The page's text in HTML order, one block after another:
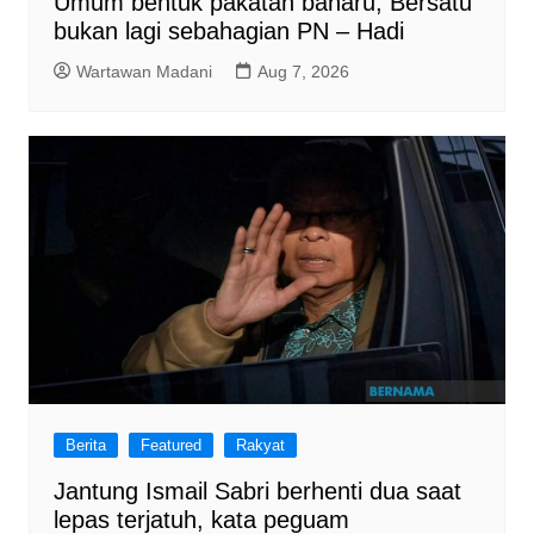
bukan lagi sebahagian PN – Hadi
Wartawan Madani Aug 7, 2026
Berita Featured Rakyat
Jantung Ismail Sabri berhenti dua saat
lepas terjatuh, kata peguam